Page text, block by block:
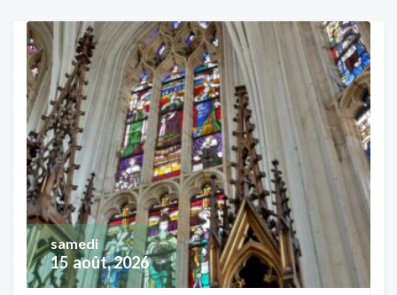
15 août, 2026
samedi